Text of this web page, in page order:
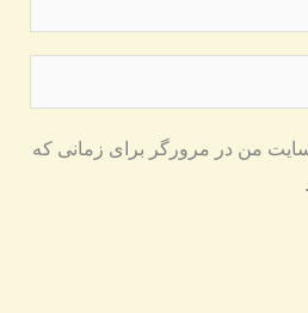
من در مرورگر برای زمانی که